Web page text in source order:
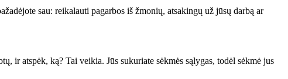
sau: reikalauti pagarbos iš žmonių, atsakingų už jūsų darbą ar
ir atspėk, ką? Tai veikia. Jūs sukuriate sėkmės sąlygas, todėl sėkmė jus